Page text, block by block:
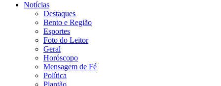
Notícias
Destaques
Bento e Região
Esportes
Foto do Leitor
Geral
Horóscopo
Mensagem de Fé
Política